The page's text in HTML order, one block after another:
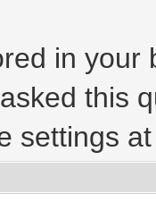
in
this
settings